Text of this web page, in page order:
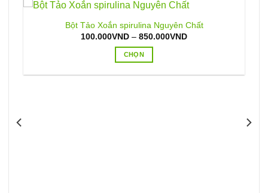
Bột Tảo Xoắn spirulina Nguyên Chất
100.000VND – 850.000VNDKhoảng
850.000VND
CHỌN